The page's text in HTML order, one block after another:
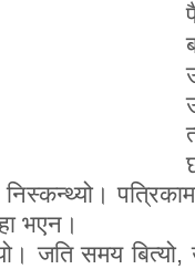
निस्कन्थ्यो।
भएन।
जति समय बित्यो,